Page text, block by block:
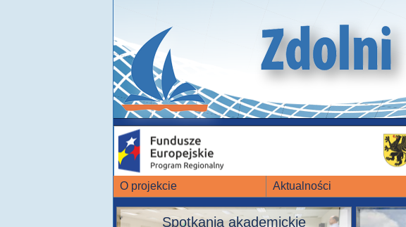
O projekcie Aktualności
Spotkania akademickie